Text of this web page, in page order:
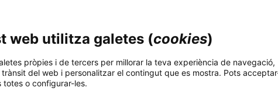
dels menjadors i els equips de salut pública disposen d’una
de consulta obert per a la ciutadania.
web utilitza galetes (cookies)
pròpies i de tercers per millorar la teva experiència de navegació,
del web i personalitzar el contingut que es mostra. Pots
totes o configurar-les.